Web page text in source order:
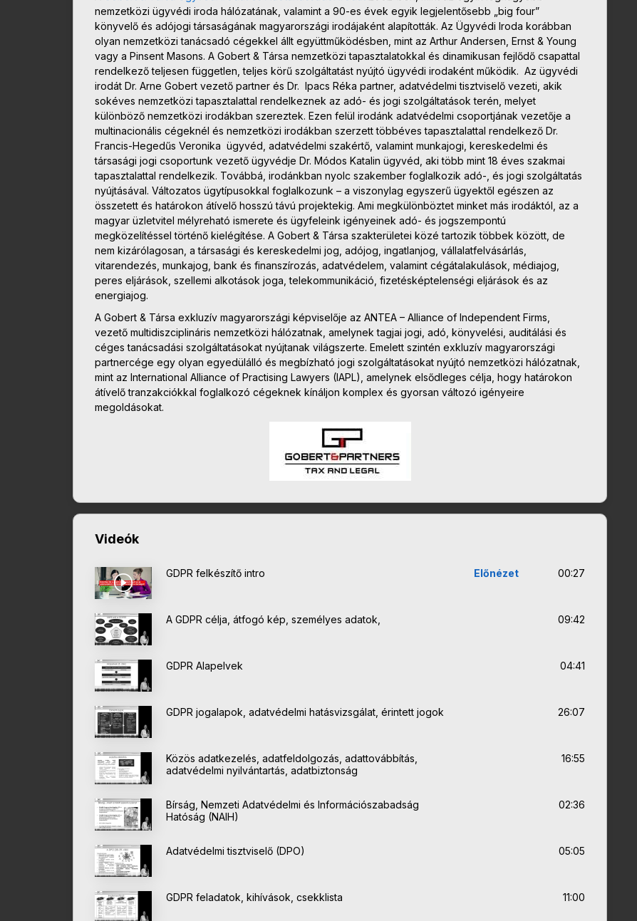
nemzetközi ügyvédi iroda hálózatának, valamint a 90-es évek egyik legjelentősebb „big four”
könyvelő és adójogi társaságának magyarországi irodájaként alapították. Az Ügyvédi Iroda korábban
olyan nemzetközi tanácsadó cégekkel állt együttműködésben, mint az Arthur Andersen, Ernst & Young
vagy a Pinsent Masons. A Gobert & Társa nemzetközi tapasztalatokkal és dinamikusan fejlődő csapattal
rendelkező teljesen független, teljes körű szolgáltatást nyújtó ügyvédi irodaként működik. Az ügyvédi
irodát Dr. Arne Gobert vezető partner és Dr. Ipacs Réka partner, adatvédelmi tisztviselő vezeti, akik
sokéves nemzetközi tapasztalattal rendelkeznek az adó- és jogi szolgáltatások terén, melyet
különböző nemzetközi irodákban szereztek. Ezen felül irodánk adatvédelmi csoportjának vezetője a
multinacionális cégeknél és nemzetközi irodákban szerzett többéves tapasztalattal rendelkező Dr.
Francis-Hegedűs Veronika ügyvéd, adatvédelmi szakértő, valamint munkajogi, kereskedelmi és
társasági jogi csoportunk vezető ügyvédje Dr. Módos Katalin ügyvéd, aki több mint 18 éves szakmai
tapasztalattal rendelkezik. Továbbá, irodánkban nyolc szakember foglalkozik adó-, és jogi szolgáltatás
nyújtásával. Változatos ügytípusokkal foglalkozunk – a viszonylag egyszerű ügyektől egészen az
összetett és határokon átívelő hosszú távú projektekig. Ami megkülönböztet minket más irodáktól, az a
magyar üzletvitel mélyreható ismerete és ügyfeleink igényeinek adó- és jogszempontú
megközelítéssel történő kielégítése. A Gobert & Társa szakterületei közé tartozik többek között, de
nem kizárólagosan, a társasági és kereskedelmi jog, adójog, ingatlanjog, vállalatfelvásárlás,
vitarendezés, munkajog, bank és finanszírozás, adatvédelem, valamint cégátalakulások, médiajog,
peres eljárások, szellemi alkotások joga, telekommunikáció, fizetésképtelenségi eljárások és az
energiajog.
A Gobert & Társa exkluzív magyarországi képviselője az ANTEA – Alliance of Independent Firms,
vezető multidiszciplináris nemzetközi hálózatnak, amelynek tagjai jogi, adó, könyvelési, auditálási és
céges tanácsadási szolgáltatásokat nyújtanak világszerte. Emelett szintén exkluzív magyarországi
partnercége egy olyan egyedülálló és megbízható jogi szolgáltatásokat nyújtó nemzetközi hálózatnak,
mint az International Alliance of Practising Lawyers (IAPL), amelynek elsődleges célja, hogy határokon
átívelő tranzakciókkal foglalkozó cégeknek kínáljon komplex és gyorsan változó igényeire
megoldásokat.
Videók
GDPR felkészítő intro Előnézet 00:27
A GDPR célja, átfogó kép, személyes adatok, 09:42
GDPR Alapelvek 04:41
GDPR jogalapok, adatvédelmi hatásvizsgálat, érintett jogok 26:07
Közös adatkezelés, adatfeldolgozás, adattovábbítás,
adatvédelmi nyilvántartás, adatbiztonság
16:55
Bírság, Nemzeti Adatvédelmi és Információszabadság
Hatóság (NAIH)
02:36
Adatvédelmi tisztviselő (DPO) 05:05
GDPR feladatok, kihívások, csekklista 11:00